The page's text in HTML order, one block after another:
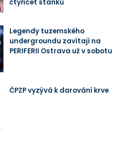
čtyřicet stánků
Legendy tuzemského
undergroundu zavítají na
PERIFERII Ostrava už v sobotu
ČPZP vyzývá k darování krve